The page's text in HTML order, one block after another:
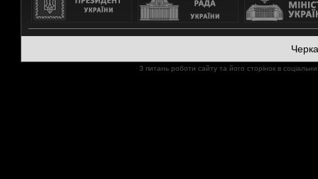
З питань роботи сайту та його сторінок в